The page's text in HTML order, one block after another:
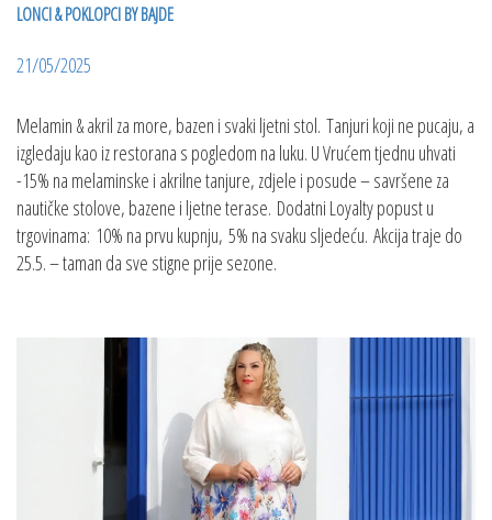
LONCI & POKLOPCI BY BAJDE
21/05/2025
Melamin & akril za more, bazen i svaki ljetni stol. Tanjuri koji ne pucaju, a
izgledaju kao iz restorana s pogledom na luku. U Vrućem tjednu uhvati
-15% na melaminske i akrilne tanjure, zdjele i posude – savršene za
nautičke stolove, bazene i ljetne terase. Dodatni Loyalty popust u
trgovinama: 10% na prvu kupnju, 5% na svaku sljedeću. Akcija traje do
25.5. – taman da sve stigne prije sezone.